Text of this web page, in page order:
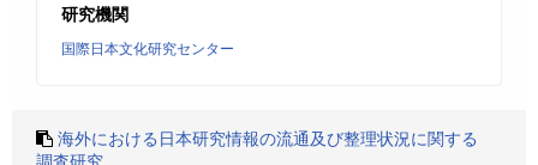
研究機関
国際日本文化研究センター
海外における日本研究情報の流通及び整理状況に関する